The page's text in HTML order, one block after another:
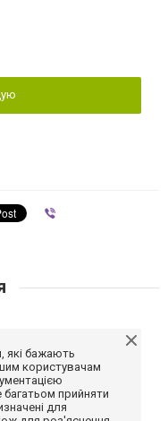
які бажають
користувачам
прийняти
для